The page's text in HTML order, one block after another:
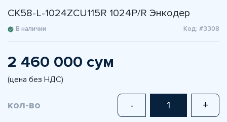
CK58-L-1024ZCU115R 1024P/R Энкодер
В наличии Код: #3308
2 460 000 сум
(цена без НДС)
кол-во - +